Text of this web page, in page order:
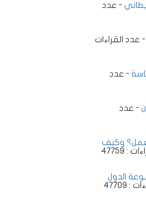
- عدد
- عدد القراءات
- عدد
- عدد
وكيف
: 47759
الدول
47709